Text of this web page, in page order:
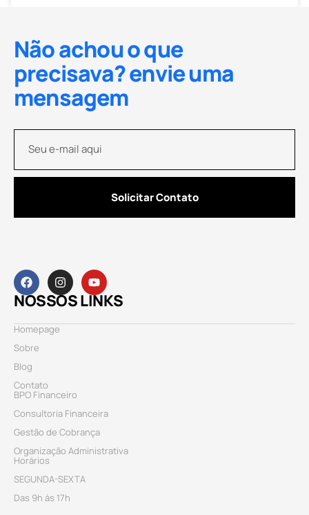
Não achou o que
precisava? envie uma
mensagem
Solicitar Contato
NOSSOS LINKS
Homepage
Sobre
Blog
Contato
BPO Financeiro
Consultoria Financeira
Gestão de Cobrança
Organização Administrativa
Horários
SEGUNDA-SEXTA
Das 9h às 17h